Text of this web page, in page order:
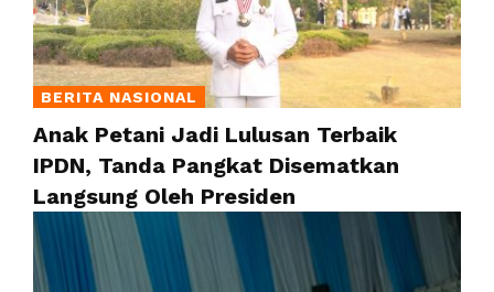
BERITA NASIONAL
Anak Petani Jadi Lulusan Terbaik
IPDN, Tanda Pangkat Disematkan
Langsung Oleh Presiden